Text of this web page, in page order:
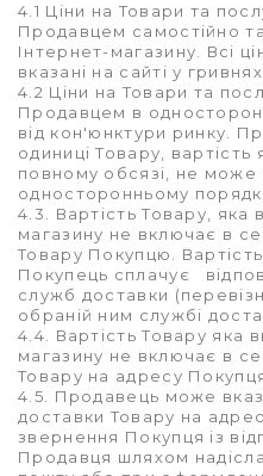
4.1 Ціни на Товари та
Продавцем самостійно та
Інтернет-магазину. Всі
вказані на сайті у гривнях.
4.2 Ціни на Товари та
Продавцем в
від кон'юнктури ринку.
одиниці Товару,
повному обсязі, не може
односторонньому
4.3. Вартість Товару, яка
магазину не включає в
Товару Покупцю.
Покупець сплачує
служб доставки
обраній ним службі
4.4. Вартість Товару яка
магазину не включає в
Товару на адресу
4.5. Продавець може
доставки Товару на
звернення Покупця із
Продавця шляхом